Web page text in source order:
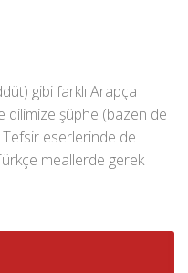
gibi farklı Arapça
dilimize şüphe (bazen de
Tefsir eserlerinde de
meallerde gerek